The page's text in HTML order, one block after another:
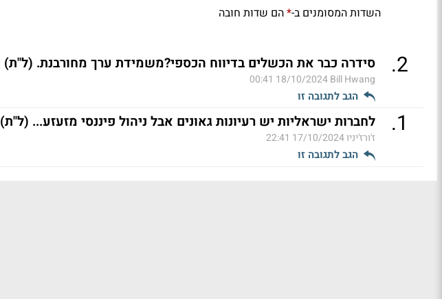
השדות המסומנים ב-*הם שדות חובה
2
. סידרה כבר את הכשלים בדיווח הכספי?משמידת ערך מחורבנת. (ל"ת)
Bill Hwang
18/10/2024 00:41
הגב לתגובה זו
1
. לחברות ישראליות יש רעיונות גאונים אבל ניהול פיננסי מזעזע... (ל"ת)
ז'ורז'יניו17/10/2024 22:41
הגב לתגובה זו